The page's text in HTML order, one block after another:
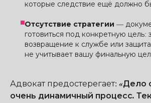
которые следствие ещё должно
Отсутствие стратегии —
готовиться под конкретную цель:
возвращение к службе или
не учитывает вашу финальную
Адвокат предостерегает: «Дело
очень динамичный процесс.